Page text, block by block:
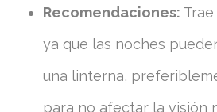
Recomendaciones:
ya que las noches
una linterna,
para no afectar la visión